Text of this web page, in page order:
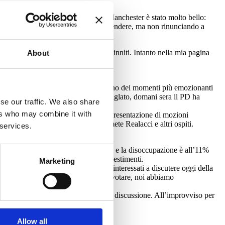
About
our traffic. We also share
who may combine it with
Marketing
Allow all
da Ariana Grande a Manchester è stato molto bello:
risponda sapendosi difendere, ma non rinunciando a
PD insieme al ministro Minniti. Intanto nella mia pagina
accordo sul clima è stato uno dei momenti più emozionanti
e gli obiettivi che l’Italia ha siglato, domani sera il PD ha
messaggio di
seguire a questa iniziativa la presentazione di mozioni
alle 18.30 la Terrazza PD con Ermete Realacci e altri ospiti.
primo trimestre ha fatto più 0,4% e la disoccupazione è all’11%
4.0 e i progetti su Periferie e Investimenti.
ecco perché noi non siamo interessati a discutere oggi della
. Noi non abbiamo fretta di votare, noi abbiamo
dei Bonus riprenderemo presto la discussione. All’improvviso per